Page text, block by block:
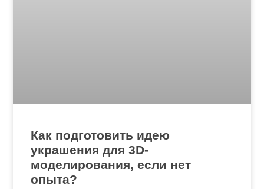
Как подготовить идею
украшения для 3D-
моделирования, если нет
опыта?